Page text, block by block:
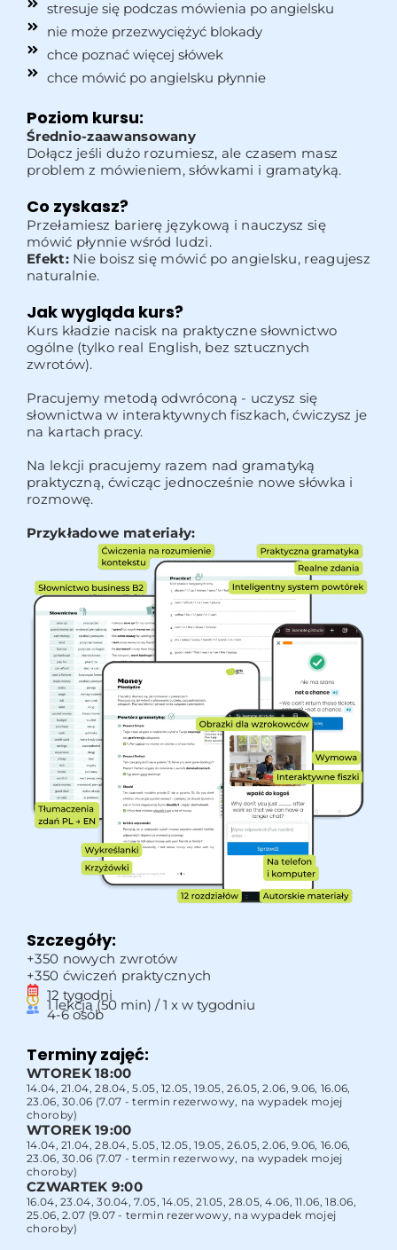
stresuje się podczas mówienia po angielsku
nie może przezwyciężyć blokady
chce poznać więcej słówek
chce mówić po angielsku płynnie
Poziom kursu:
Średnio-zaawansowany
Dołącz jeśli dużo rozumiesz, ale czasem masz
problem z mówieniem, słówkami i gramatyką.
Co zyskasz?
Przełamiesz barierę językową i nauczysz się
mówić płynnie wśród ludzi.
Efekt:Nie boisz się mówić po angielsku, reagujesz
naturalnie.
Jak wygląda kurs?
Kurs kładzie nacisk na praktyczne słownictwo
ogólne (tylko real English, bez sztucznych
zwrotów).
Pracujemy metodą odwróconą - uczysz się
słownictwa w interaktywnych fiszkach, ćwiczysz je
na kartach pracy.
Na lekcji pracujemy razem nad gramatyką
praktyczną, ćwicząc jednocześnie nowe słówka i
rozmowę.
Przykładowe materiały:
Szczegóły:
+350 nowych zwrotów
+350 ćwiczeń praktycznych
12 tygodni
1 lekcja (50 min) / 1 x w tygodniu
4-6 osób
Terminy zajęć:
WTOREK 18:00
14.04, 21.04, 28.04, 5.05, 12.05, 19.05, 26.05, 2.06, 9.06, 16.06,
23.06, 30.06 (7.07 - termin rezerwowy, na wypadek mojej
choroby)
WTOREK 19:00
14.04, 21.04, 28.04, 5.05, 12.05, 19.05, 26.05, 2.06, 9.06, 16.06,
23.06, 30.06 (7.07 - termin rezerwowy, na wypadek mojej
choroby)
CZWARTEK 9:00
16.04, 23.04, 30.04, 7.05, 14.05, 21.05, 28.05, 4.06, 11.06, 18.06,
25.06, 2.07 (9.07 - termin rezerwowy, na wypadek mojej
choroby)